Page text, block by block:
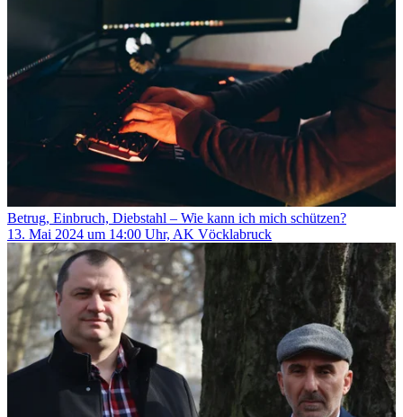
Betrug, Einbruch, Diebstahl – Wie kann ich mich schützen?
13. Mai 2024 um 14:00 Uhr, AK Vöcklabruck